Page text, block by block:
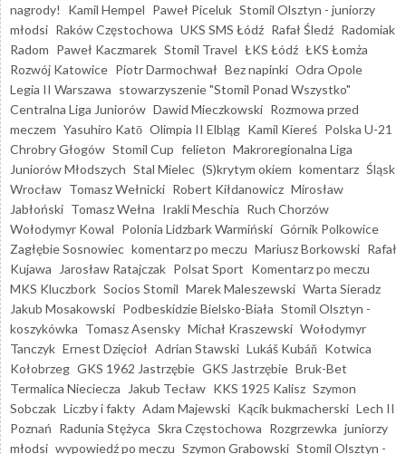
nagrody!
Kamil Hempel Paweł Piceluk Stomil Olsztyn - juniorzy
młodsi Raków Częstochowa UKS SMS Łódź Rafał Śledź Radomiak
Radom Paweł Kaczmarek Stomil Travel ŁKS Łódź ŁKS Łomża
Rozwój Katowice Piotr Darmochwał Bez napinki Odra Opole
Legia II Warszawa stowarzyszenie "Stomil Ponad Wszystko"
Centralna Liga Juniorów Dawid Mieczkowski Rozmowa przed
meczem Yasuhiro Katō Olimpia II Elbląg Kamil Kiereś Polska U-21
Chrobry Głogów Stomil Cup felieton Makroregionalna Liga
Juniorów Młodszych Stal Mielec (S)krytym okiem komentarz Śląsk
Wrocław Tomasz Wełnicki Robert Kiłdanowicz Mirosław
Jabłoński Tomasz Wełna Irakli Meschia Ruch Chorzów
Wołodymyr Kowal Polonia Lidzbark Warmiński Górnik Polkowice
Zagłębie Sosnowiec komentarz po meczu Mariusz Borkowski Rafał
Kujawa
Jarosław Ratajczak Polsat Sport Komentarz po meczu
MKS Kluczbork Socios Stomil Marek Maleszewski Warta Sieradz
Jakub Mosakowski Podbeskidzie Bielsko-Biała Stomil Olsztyn -
koszykówka Tomasz Asensky Michał Kraszewski Wołodymyr
Tanczyk Ernest Dzięcioł Adrian Stawski Lukáš Kubáň Kotwica
Kołobrzeg GKS 1962 Jastrzębie GKS Jastrzębie Bruk-Bet
Termalica Nieciecza
Jakub Tecław KKS 1925 Kalisz Szymon
Sobczak Liczby i fakty Adam Majewski Kącik bukmacherski Lech II
Poznań Radunia Stężyca Skra Częstochowa Rozgrzewka juniorzy
młodsi wypowiedź po meczu Szymon Grabowski Stomil Olsztyn -